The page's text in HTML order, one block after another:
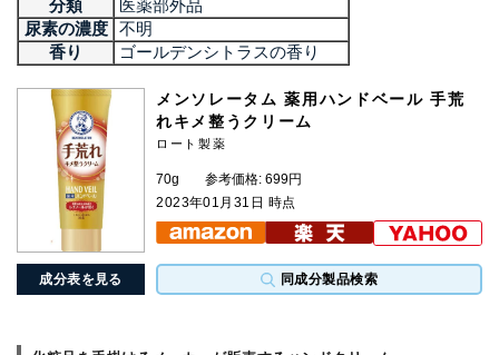
分類
医薬部外品
尿素の濃度
不明
香り
ゴールデンシトラスの香り
成分表を見る 同成分製品検索
メンソレータム 薬用ハンドベール 手荒
れキメ整うクリーム
ロート製薬
70g
参考価格: 699円
2023年01月31日 時点